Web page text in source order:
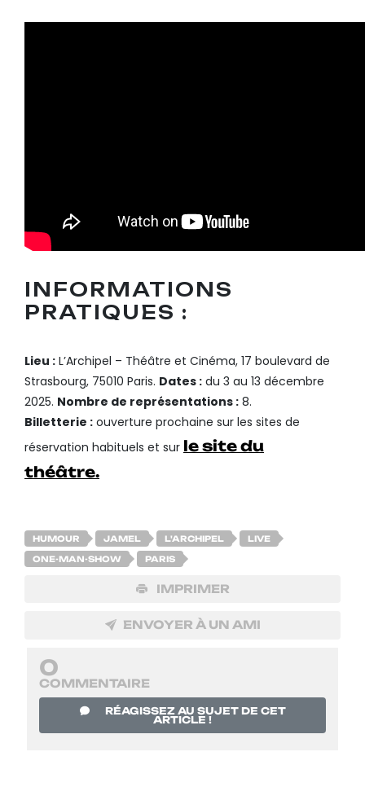
INFORMATIONS
PRATIQUES :
Lieu : L’Archipel – Théâtre et Cinéma, 17 boulevard de
Strasbourg, 75010 Paris. Dates : du 3 au 13 décembre
2025. Nombre de représentations : 8.
Billetterie : ouverture prochaine sur les sites de
réservation habituels et sur le site du
théâtre.
HUMOUR JAMEL L'ARCHIPEL LIVE
ONE-MAN-SHOW PARIS
IMPRIMER
ENVOYER À UN AMI
0
COMMENTAIRE
RÉAGISSEZ AU SUJET DE CET
ARTICLE !